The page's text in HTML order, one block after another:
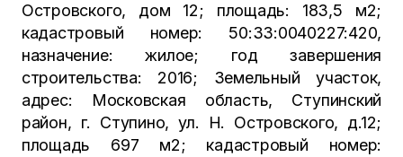
Островского, дом 12; площадь: 183,5 м2;
кадастровый номер: 50:33:0040227:420,
назначение: жилое; год завершения
строительства: 2016; Земельный участок,
адрес: Московская область, Ступинский
район, г. Ступино, ул. Н. Островского, д.12;
площадь 697 м2; кадастровый номер: